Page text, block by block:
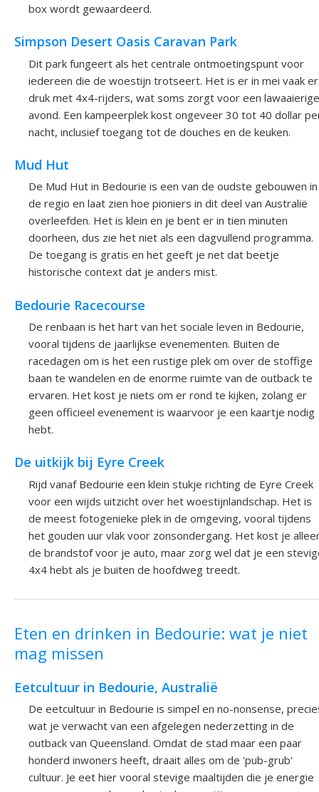
box wordt gewaardeerd.
Simpson Desert Oasis Caravan Park
Dit park fungeert als het centrale ontmoetingspunt voor
iedereen die de woestijn trotseert. Het is er in mei vaak
druk met 4x4-rijders, wat soms zorgt voor een lawaaierige
avond. Een kampeerplek kost ongeveer 30 tot 40 dollar
nacht, inclusief toegang tot de douches en de keuken.
Mud Hut
De Mud Hut in Bedourie is een van de oudste gebouwen in
de regio en laat zien hoe pioniers in dit deel van Australië
overleefden. Het is klein en je bent er in tien minuten
doorheen, dus zie het niet als een dagvullend programma.
De toegang is gratis en het geeft je net dat beetje
historische context dat je anders mist.
Bedourie Racecourse
De renbaan is het hart van het sociale leven in Bedourie,
vooral tijdens de jaarlijkse evenementen. Buiten de
racedagen om is het een rustige plek om over de stoffige
baan te wandelen en de enorme ruimte van de outback te
ervaren. Het kost je niets om er rond te kijken, zolang er
geen officieel evenement is waarvoor je een kaartje nodig
hebt.
De uitkijk bij Eyre Creek
Rijd vanaf Bedourie een klein stukje richting de Eyre Creek
voor een wijds uitzicht over het woestijnlandschap. Het is
de meest fotogenieke plek in de omgeving, vooral tijdens
het gouden uur vlak voor zonsondergang. Het kost je
de brandstof voor je auto, maar zorg wel dat je een
4x4 hebt als je buiten de hoofdweg treedt.
Eten en drinken in Bedourie: wat je niet
mag missen
Eetcultuur in Bedourie, Australië
De eetcultuur in Bedourie is simpel en no-nonsense,
wat je verwacht van een afgelegen nederzetting in de
outback van Queensland. Omdat de stad maar een paar
honderd inwoners heeft, draait alles om de 'pub-grub'
cultuur. Je eet hier vooral stevige maaltijden die je energie